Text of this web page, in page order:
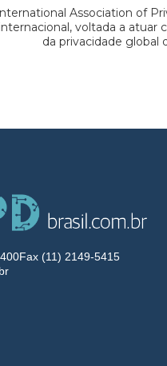
Association of
voltada a atuar
da privacidade global
Fax (11) 2149-5415